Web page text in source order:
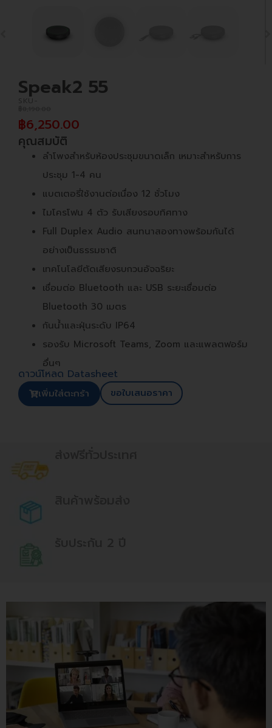
Speak2 55
฿6,250.00
คุณสมบัติ
ลำโพงสำหรับห้องประชุมขนาดเล็ก เหมาะสำหรับการ
ประชุม 1-4 คน
แบตเตอรี่ใช้งานต่อเนื่อง 12 ชั่วโมง
ไมโครโฟน 4 ตัว รับเสียงรอบทิศทาง
Full Duplex Audio สนทนาสองทางพร้อมกันได้
อย่างเป็นธรรมชาติ
เทคโนโลยีตัดเสียงรบกวนอัจฉริยะ
เชื่อมต่อ Bluetooth และ USB ระยะเชื่อมต่อ
Bluetooth 30 เมตร
กันน้ำและฝุ่นระดับ IP64
รองรับ Microsoft Teams, Zoom และแพลตฟอร์ม
อื่นๆ
ดาวน์โหลด Datasheet
เพิ่มใส่ตะกร้า ขอใบเสนอราคา